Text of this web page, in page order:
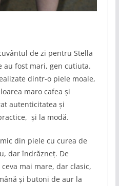
de zi pentru Stella
au fost mari, gen cutiuta.
dintr-o piele moale,
maro cafea și
autenticitatea și
și la modă.
din piele cu curea de
dar îndrăzneț. De
mai mare, dar clasic,
și butoni de aur la